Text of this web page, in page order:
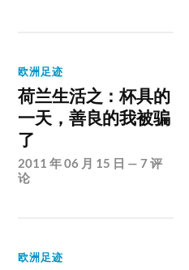
欧洲足迹
荷兰生活之：杯具的
一天，善良的我被骗
了
2011 年 06 月 15 日 —7 评
论
欧洲足迹